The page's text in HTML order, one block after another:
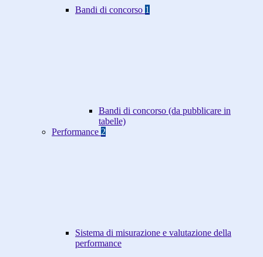
Bandi di concorso 1
Bandi di concorso (da pubblicare in
tabelle)
Performance 2
Sistema di misurazione e valutazione della
performance